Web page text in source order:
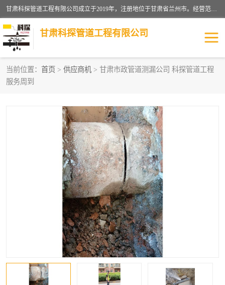
甘肃科探管道工程有限公司成立于2019年，注册地位于甘肃省兰州市。经营范围包括管道安装、清洗、疏通、维修、检测，防水工程，工程钻孔，化粪池清理，暖气安装，给排水管道安装维修，室内外管道如消防、供水、供热管道漏水检测定位，室内外防水堵漏等。
甘肃科探管道工程有限公司
当前位置： 首页 > 供应商机 > 甘肃市政管道测漏公司 科探管道工程
服务周到
管道安装维修
漏水检查维修 消防管道漏水
供热管道漏水 排水管道漏水
自来水管漏水 管道疏通
高压车疏通清淤